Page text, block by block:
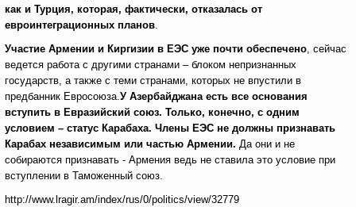
как и Турция, которая, фактически, отказалась от
евроинтеграционных планов.
Участие Армении и Киргизии в ЕЭС уже почти обеспечено, сейчас
ведется работа с другими странами – блоком непризнанных
государств, а также с теми странами, которых не впустили в
предбанник Евросоюза.У Азербайджана есть все основания
вступить в Евразийский союз. Только, конечно, с одним
условием – статус Карабаха. Члены ЕЭС не должны признавать
Карабах независимым или частью Армении. Да они и не
собираются признавать - Армения ведь не ставила это условие при
вступлении в Таможенный союз.
http://www.lragir.am/index/rus/0/politics/view/32779